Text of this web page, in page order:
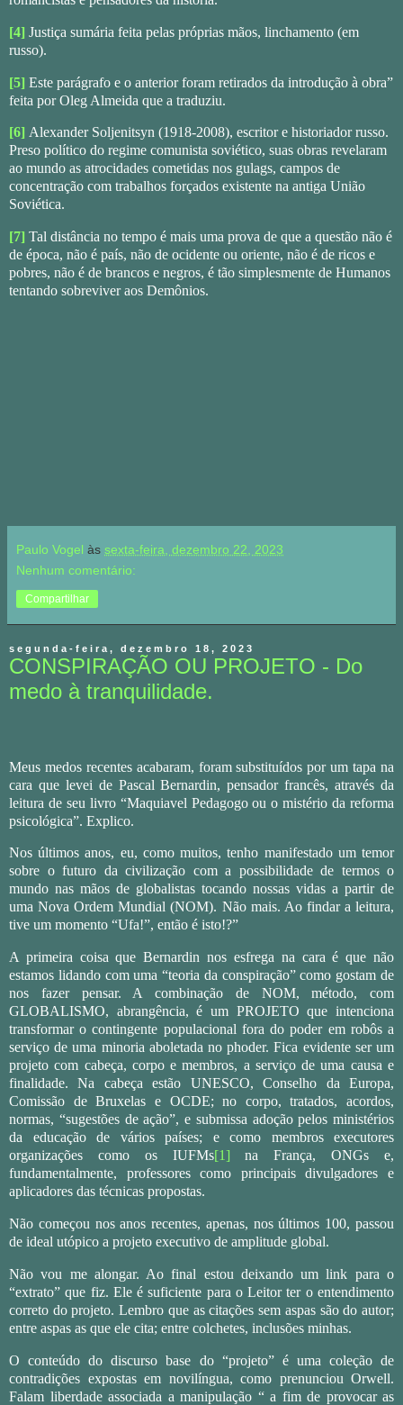
[4] Justiça sumária feita pelas próprias mãos, linchamento (em
russo).
[5] Este parágrafo e o anterior foram retirados da introdução à obra”
feita por Oleg Almeida que a traduziu.
[6] Alexander Soljenitsyn (1918-2008), escritor e historiador russo.
Preso político do regime comunista soviético, suas obras revelaram
ao mundo as atrocidades cometidas nos gulags, campos de
concentração com trabalhos forçados existente na antiga União
Soviética.
[7] Tal distância no tempo é mais uma prova de que a questão não é
de época, não é país, não de ocidente ou oriente, não é de ricos e
pobres, não é de brancos e negros, é tão simplesmente de Humanos
tentando sobreviver aos Demônios.
Paulo Vogel às sexta-feira, dezembro 22, 2023
Nenhum comentário:
Compartilhar
segunda-feira, dezembro 18, 2023
CONSPIRAÇÃO OU PROJETO - Do
medo à tranquilidade.
Meus medos recentes acabaram, foram substituídos por um tapa na
cara que levei de Pascal Bernardin, pensador francês, através da
leitura de seu livro “Maquiavel Pedagogo ou o mistério da reforma
psicológica”. Explico.
Nos últimos anos, eu, como muitos, tenho manifestado um temor
sobre o futuro da civilização com a possibilidade de termos o
mundo nas mãos de globalistas tocando nossas vidas a partir de
uma Nova Ordem Mundial (NOM). Não mais. Ao findar a leitura,
tive um momento “Ufa!”, então é isto!?”
A primeira coisa que Bernardin nos esfrega na cara é que não
estamos lidando com uma “teoria da conspiração” como gostam de
nos fazer pensar. A combinação de NOM, método, com
GLOBALISMO, abrangência, é um PROJETO que intenciona
transformar o contingente populacional fora do poder em robôs a
serviço de uma minoria aboletada no phoder. Fica evidente ser um
projeto com cabeça, corpo e membros, a serviço de uma causa e
finalidade. Na cabeça estão UNESCO, Conselho da Europa,
Comissão de Bruxelas e OCDE; no corpo, tratados, acordos,
normas, “sugestões de ação”, e submissa adoção pelos ministérios
da educação de vários países; e como membros executores
organizações como os IUFMs[1] na França, ONGs e,
fundamentalmente, professores como principais divulgadores e
aplicadores das técnicas propostas.
Não começou nos anos recentes, apenas, nos últimos 100, passou
de ideal utópico a projeto executivo de amplitude global.
Não vou me alongar. Ao final estou deixando um link para o
“extrato” que fiz. Ele é suficiente para o Leitor ter o entendimento
correto do projeto. Lembro que as citações sem aspas são do autor;
entre aspas as que ele cita; entre colchetes, inclusões minhas.
O conteúdo do discurso base do “projeto” é uma coleção de
contradições expostas em novilíngua, como prenunciou Orwell.
Falam liberdade associada a manipulação “ a fim de provocar as